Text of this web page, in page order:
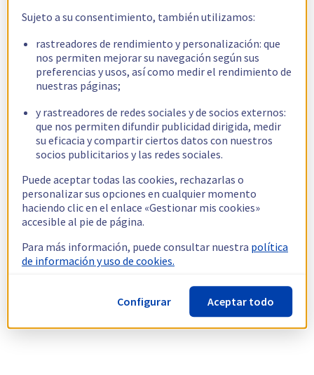
Sujeto a su consentimiento, también utilizamos:
rastreadores de rendimiento y personalización: que
nos permiten mejorar su navegación según sus
preferencias y usos, así como medir el rendimiento de
nuestras páginas;
y rastreadores de redes sociales y de socios externos:
que nos permiten difundir publicidad dirigida, medir
su eficacia y compartir ciertos datos con nuestros
socios publicitarios y las redes sociales.
Puede aceptar todas las cookies, rechazarlas o
personalizar sus opciones en cualquier momento
haciendo clic en el enlace «Gestionar mis cookies»
accesible al pie de página.
Para más información, puede consultar nuestra política
de información y uso de cookies.
Configurar Aceptar todo